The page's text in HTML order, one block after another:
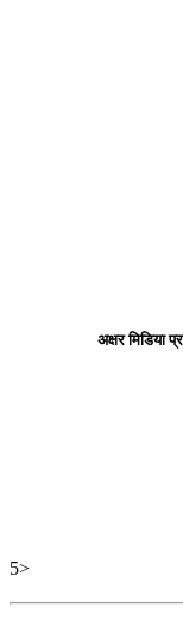
अक्षर मिडिया
5>